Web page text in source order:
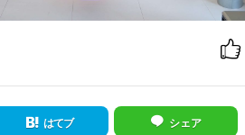
はてブ シェア